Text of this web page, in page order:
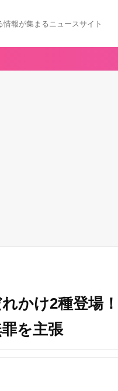
報が集まるニュースサイト
かけ2種登場
を主張